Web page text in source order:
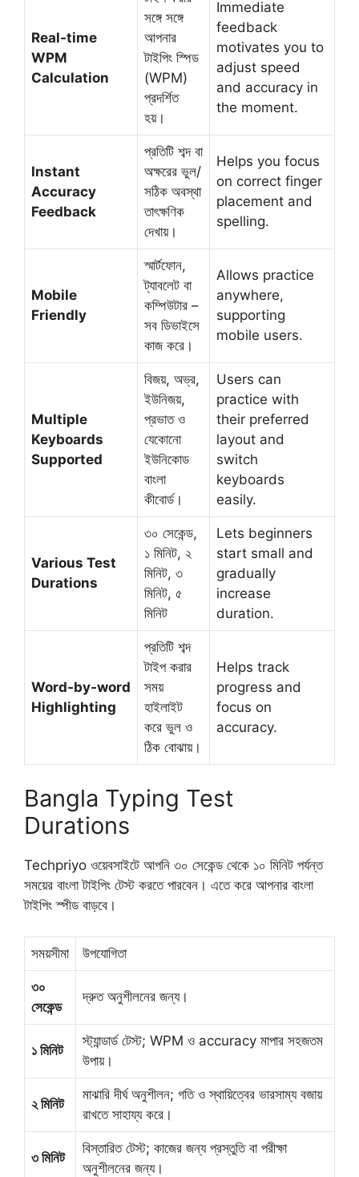
Real‑time
WPM
Calculation
সঙ্গে সঙ্গে
আপনার
টাইপিং স্পিড
(WPM)
প্রদর্শিত
হয়।
Immediate
feedback
motivates you to
adjust speed
and accuracy in
the moment.
Instant
Accuracy
Feedback
প্রতিটি শব্দ বা
অক্ষরের ভুল/
সঠিক অবস্থা
তাৎক্ষণিক
দেখায়।
Helps you focus
on correct finger
placement and
spelling.
Mobile
Friendly
স্মার্টফোন,
ট্যাবলেট বা
কম্পিউটার –
সব ডিভাইসে
কাজ করে।
Allows practice
anywhere,
supporting
mobile users.
Multiple
Keyboards
Supported
বিজয়, অভ্র,
ইউনিজয়,
প্রভাত ও
যেকোনো
ইউনিকোড
বাংলা
কীবোর্ড।
Users can
practice with
their preferred
layout and
switch
keyboards
easily.
Various Test
Durations
৩০ সেকেন্ড,
১ মিনিট, ২
মিনিট, ৩
মিনিট, ৫
মিনিট
Lets beginners
start small and
gradually
increase
duration.
Word‑by‑word
Highlighting
প্রতিটি শব্দ
টাইপ করার
সময়
হাইলাইট
করে ভুল ও
ঠিক বোঝায়।
Helps track
progress and
focus on
accuracy.
Bangla Typing Test
Durations
Techpriyo ওয়েবসাইটে আপনি ৩০ সেকেন্ড থেকে ১০ মিনিট পর্যন্ত
সময়ের বাংলা টাইপিং টেস্ট করতে পারবেন। এতে করে আপনার বাংলা
টাইপিং স্পীড বাড়বে।
সময়সীমা উপযোগিতা
৩০
সেকেন্ড
দ্রুত অনুশীলনের জন্য।
১ মিনিট
স্ট্যান্ডার্ড টেস্ট; WPM ও accuracy মাপার সহজতম
উপায়।
২ মিনিট
মাঝারি দীর্ঘ অনুশীলন; গতি ও স্থায়িত্বের ভারসাম্য বজায়
রাখতে সাহায্য করে।
৩ মিনিট
বিস্তারিত টেস্ট; কাজের জন্য প্রস্তুতি বা পরীক্ষা
অনুশীলনের জন্য।